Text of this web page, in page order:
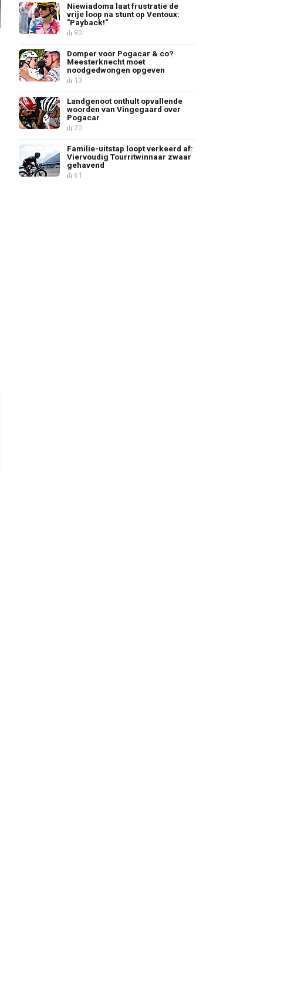
Niewiadoma laat frustratie de
vrije loop na stunt op Ventoux:
"Payback!"
80
Domper voor Pogacar & co?
Meesterknecht moet
noodgedwongen opgeven
13
Landgenoot onthult opvallende
woorden van Vingegaard over
Pogacar
20
Familie-uitstap loopt verkeerd af:
Viervoudig Tourritwinnaar zwaar
gehavend
61